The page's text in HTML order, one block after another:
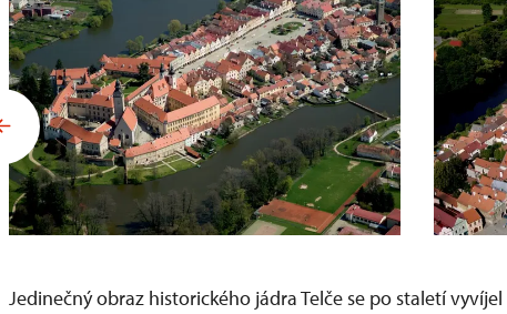
Jedinečný obraz historického jádra Telče se po staletí